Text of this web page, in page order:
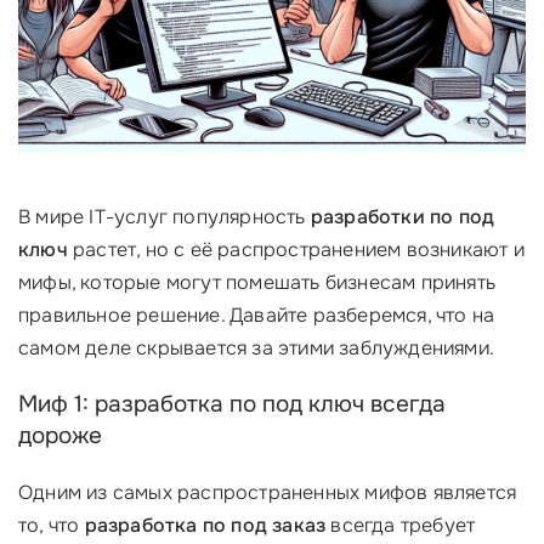
В мире IT-услуг популярность разработки по под
ключ растет, но с её распространением возникают и
мифы, которые могут помешать бизнесам принять
правильное решение. Давайте разберемся, что на
самом деле скрывается за этими заблуждениями.
Миф 1: разработка по под ключ всегда
дороже
Одним из самых распространенных мифов является
то, что разработка по под заказ всегда требует